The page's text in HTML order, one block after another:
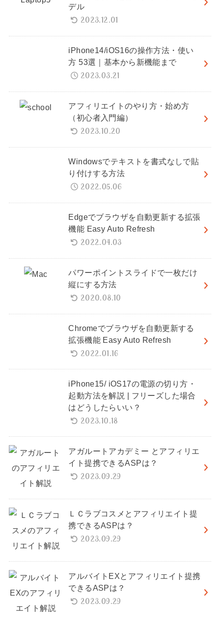
デル
2023.12.01
iPhone14/iOS16の操作方法・使い
方 53選｜基本から新機能まで
2023.03.21
アフィリエイトのやり方・始め方
（初心者入門編）
2023.10.20
Windowsでテキストを書式なしで貼
り付けする方法
2022.05.06
Edgeでブラウザを自動更新する拡張
機能 Easy Auto Refresh
2022.04.03
パワーポイントスライドで一枚だけ
縦にする方法
2020.08.10
Chromeでブラウザを自動更新する
拡張機能 Easy Auto Refresh
2022.01.16
iPhone15/ iOS17の電源の切り方・
起動方法を解説 | フリーズした場合
はどうしたらいい？
2023.10.18
アガルートアカデミー とアフィリエ
イト提携できるASPは？
2023.09.29
ＬＣラブコスメとアフィリエイト提
携できるASPは？
2023.09.29
アルバイトEXとアフィリエイト提携
できるASPは？
2023.09.29